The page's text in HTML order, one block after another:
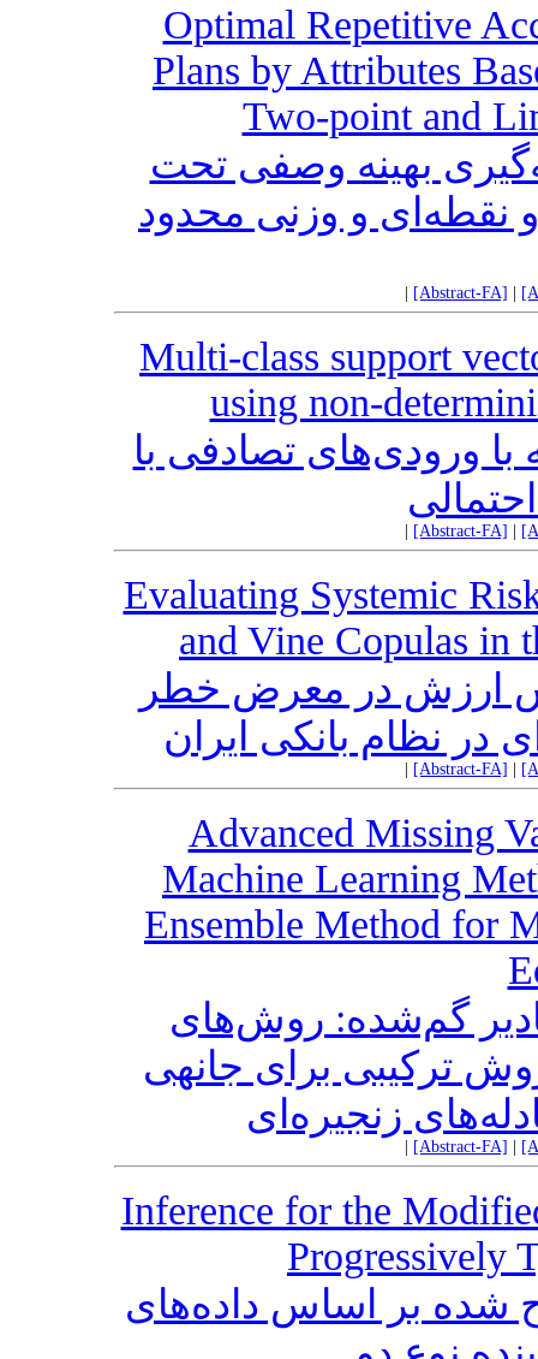
Optimal Repetitive
Plans by Attributes
Two-point and
بهینه وصفی تحت
نقطه‌ای و وزنی محدود
[Abstract-FA]
Multi-class support
using non-
با ورودی‌های تصادفی با
[Abstract-FA]
Evaluating Systemic
and Vine Copulas in
ارزش در معرض خطر
نظام بانکی ایران
[Abstract-FA]
Advanced Missing
Machine Learning
Ensemble Method for
گم‌شده: روش‌های
ترکیبی برای جانهی
زنجیره‌ای
[Abstract-FA]
Inference for the
Progressively
شده بر اساس داده‌های